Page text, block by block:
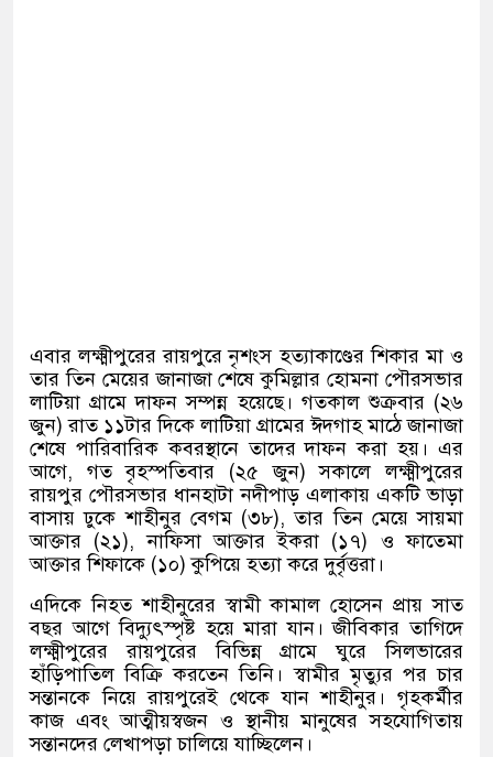
এবার লক্ষ্মীপুরের রায়পুরে নৃশংস হত্যাকাণ্ডের শিকার মা ও
তার তিন মেয়ের জানাজা শেষে কুমিল্লার হোমনা পৌরসভার
লাটিয়া গ্রামে দাফন সম্পন্ন হয়েছে। গতকাল শুক্রবার(২৬
জুন)রাত ১১টার দিকে লাটিয়া গ্রামের ঈদগাহ মাঠে জানাজা
শেষে পারিবারিক কবরস্থানে তাদের দাফন করা হয়। এর
আগে, গত বৃহস্পতিবার (২৫ জুন)সকালে লক্ষ্মীপুরের
রায়পুর পৌরসভার ধানহাটা নদীপাড় এলাকায় একটি ভাড়া
বাসায় ঢুকে শাহীনুর বেগম(৩৮),তার তিন মেয়ে সায়মা
আক্তার (২১),নাফিসা আক্তার ইকরা(১৭) ও ফাতেমা
আক্তার শিফাকে (১০)কুপিয়ে হত্যা করে দুর্বৃত্তরা।
এদিকে নিহত শাহীনুরের স্বামী কামাল হোসেন প্রায় সাত
বছর আগে বিদ্যুৎস্পৃষ্ট হয়ে মারা যান। জীবিকার তাগিদে
লক্ষ্মীপুরের রায়পুরের বিভিন্ন গ্রামে ঘুরে সিলভারের
হাঁড়িপাতিল বিক্রি করতেন তিনি। স্বামীর মৃত্যুর পর চার
সন্তানকে নিয়ে রায়পুরেই থেকে যান শাহীনুর। গৃহকর্মীর
কাজ এবং আত্মীয়স্বজন ও স্থানীয় মানুষের সহযোগিতায়
সন্তানদের লেখাপড়া চালিয়ে যাচ্ছিলেন।